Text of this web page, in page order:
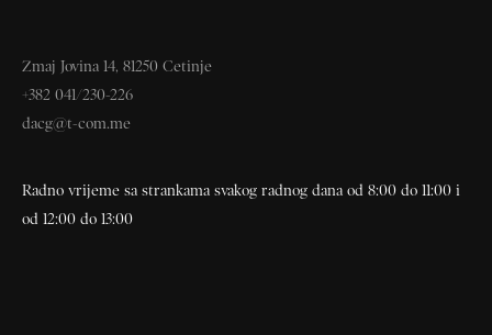
Zmaj Jovina 14, 81250 Cetinje
+382 041/230-226
dacg@t-com.me
Radno vrijeme sa strankama svakog radnog dana od 8:00 do 11:00 i
od 12:00 do 13:00